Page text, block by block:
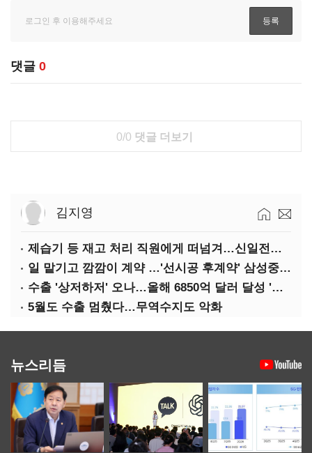
댓글 0
0/0 댓글 더보기
김지영
제습기 등 재고 처리 직원에게 떠넘겨…신일전자 '과징금 처벌'
일 맡기고 깜깜이 계약 …'선시공 후계약' 삼성중공업 덜미
수출 '상저하저' 오나…올해 6850억 달러 달성 '빨간불'
5월도 수출 멈췄다…무역수지도 악화
뉴스리듬